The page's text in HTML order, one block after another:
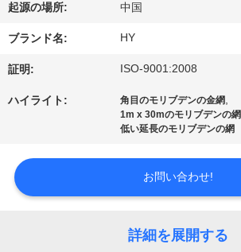
シ
ョ
た
し
起源の場所: 中国
ブランド名: HY
証明: ISO-9001:2008
ハイライト: 角目のモリブデンの金網,
1m x 30mのモリブデンの網
低い延長のモリブデンの網
お問い合わせ!
詳細を展開する